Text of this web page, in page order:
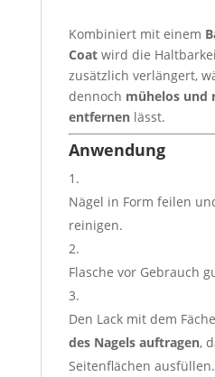
Kombiniert mit einem
Coatwird die
zusätzlich verlängert,
dennoch mühelos und
entfernenlässt.
Anwendung
Nägel in Form feilen
reinigen.
Flasche vor Gebrauch
Den Lack mit dem
des Nagels auftragen,
Seitenflächen ausfüllen.